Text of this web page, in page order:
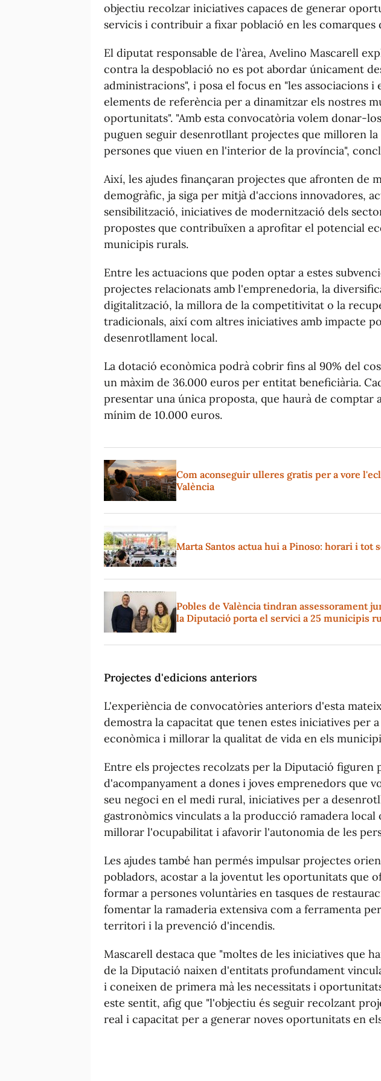
objectiu recolzar iniciatives capaces de generar
servicis i contribuir a fixar població en les
El diputat responsable de l'àrea, Avelino Mascarell
contra la despoblació no es pot abordar únicament
administracions", i posa el focus en "les associacions i
elements de referència per a dinamitzar els nostres
oportunitats". "Amb esta convocatòria volem donar-
puguen seguir desenrotllant projectes que milloren la
persones que viuen en l'interior de la província",
Així, les ajudes finançaran projectes que afronten de
demogràfic, ja siga per mitjà d'accions innovadores,
sensibilització, iniciatives de modernització dels
propostes que contribuïxen a aprofitar el potencial
municipis rurals.
Entre les actuacions que poden optar a estes
projectes relacionats amb l'emprenedoria, la
digitalització, la millora de la competitivitat o la
tradicionals, així com altres iniciatives amb impacte
desenrotllament local.
La dotació econòmica podrà cobrir fins al 90% del
un màxim de 36.000 euros per entitat beneficiària.
presentar una única proposta, que haurà de comptar
mínim de 10.000 euros.
Com aconseguir ulleres gratis per a vore
València
Marta Santos actua hui a Pinoso: horari i tot
Pobles de València tindran assessorament
la Diputació porta el servici a 25 municipis
Projectes d'edicions anteriors
L'experiència de convocatòries anteriors d'esta
demostra la capacitat que tenen estes iniciatives per
econòmica i millorar la qualitat de vida en els
Entre els projectes recolzats per la Diputació figuren
d'acompanyament a dones i joves emprenedors que
seu negoci en el medi rural, iniciatives per a
gastronòmics vinculats a la producció ramadera local
millorar l'ocupabilitat i afavorir l'autonomia de les
Les ajudes també han permés impulsar projectes
pobladors, acostar a la joventut les oportunitats que
formar a persones voluntàries en tasques de
fomentar la ramaderia extensiva com a ferramenta
territori i la prevenció d'incendis.
Mascarell destaca que "moltes de les iniciatives que
de la Diputació naixen d'entitats profundament
i coneixen de primera mà les necessitats i
este sentit, afig que "l'objectiu és seguir recolzant
real i capacitat per a generar noves oportunitats en